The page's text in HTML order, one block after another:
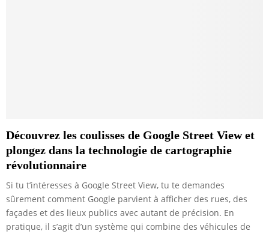
Découvrez les coulisses de Google Street View et
plongez dans la technologie de cartographie
révolutionnaire
Si tu t’intéresses à Google Street View, tu te demandes
sûrement comment Google parvient à afficher des rues, des
façades et des lieux publics avec autant de précision. En
pratique, il s’agit d’un système qui combine des véhicules de